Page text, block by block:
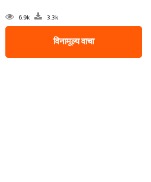
6.9k 3.3k
विनामूल्य वाचा